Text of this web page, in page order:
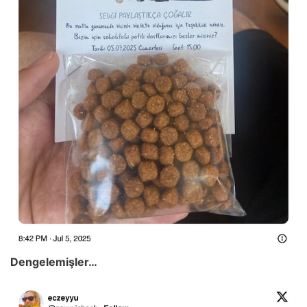
Dengelemişler…